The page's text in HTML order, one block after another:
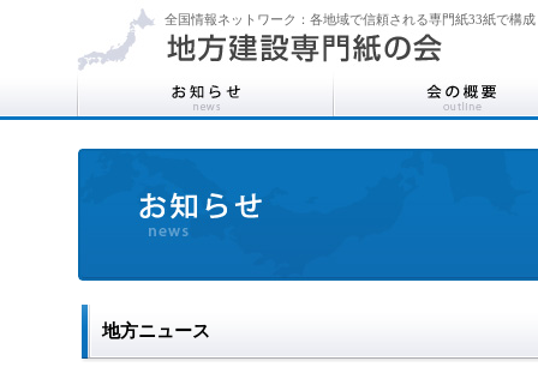
全国情報ネットワーク：各地域で信頼される専門紙33紙で構成
地方ニュース